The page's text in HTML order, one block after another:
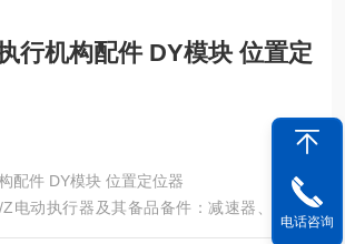
行机构配件 DY模块 位置定
配件 DY模块 位置定位器
电动执行器及其备品备件：减速器、DKJ电
体化控制模块（DY-Z、SG-I）、电子定位器
电话咨询